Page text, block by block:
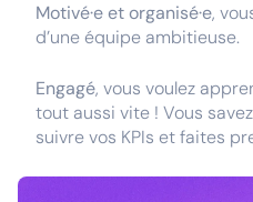
Motivé·e et organisé·e,
d’une équipe ambitieuse.
Engagé, vous voulez
tout aussi vite ! Vous
suivre vos KPIs et faites